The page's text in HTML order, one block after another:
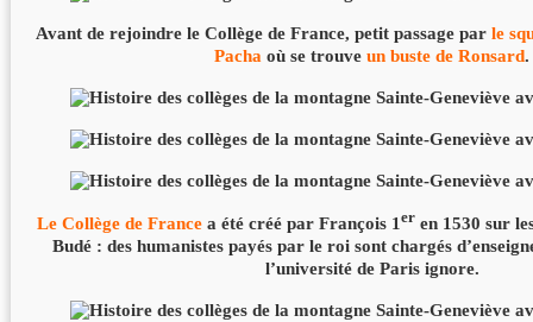
Avant de rejoindre le Collège de France, petit passage parle
Pacha où se trouveun buste de Ronsard.
Le Collège de France a été créé par François 1 er en 1530 sur
Budé : des humanistes payés par le roi sont chargés
l’université de Paris ignore.